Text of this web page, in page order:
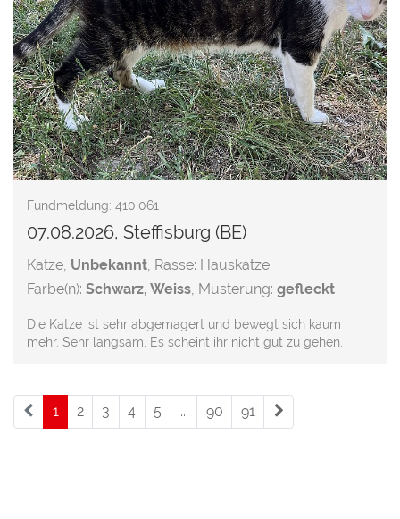
Fundmeldung: 410'061
07.08.2026, Steffisburg (BE)
Katze, Unbekannt, Rasse: Hauskatze
Farbe(n): Schwarz, Weiss, Musterung: gefleckt
Die Katze ist sehr abgemagert und bewegt sich kaum
mehr. Sehr langsam. Es scheint ihr nicht gut zu gehen.
1(current)
2 3 4 5 ... 90 91